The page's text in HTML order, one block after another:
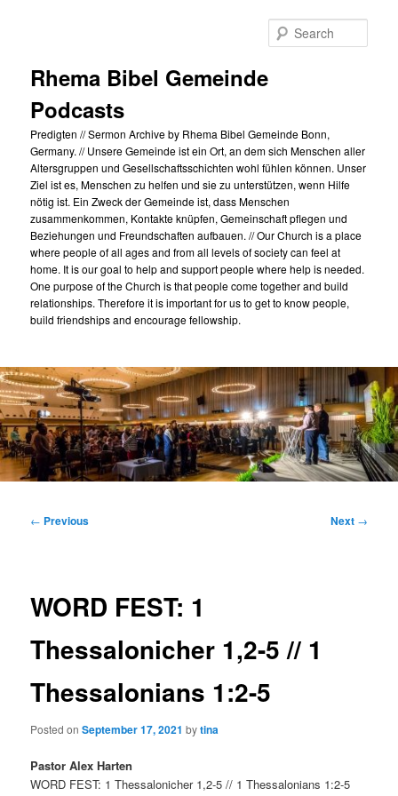
Rhema Bibel Gemeinde
Podcasts
Predigten // Sermon Archive by Rhema Bibel Gemeinde Bonn,
Germany. // Unsere Gemeinde ist ein Ort, an dem sich Menschen aller
Altersgruppen und Gesellschaftsschichten wohl fühlen können. Unser
Ziel ist es, Menschen zu helfen und sie zu unterstützen, wenn Hilfe
nötig ist. Ein Zweck der Gemeinde ist, dass Menschen
zusammenkommen, Kontakte knüpfen, Gemeinschaft pflegen und
Beziehungen und Freundschaften aufbauen. // Our Church is a place
where people of all ages and from all levels of society can feel at
home. It is our goal to help and support people where help is needed.
One purpose of the Church is that people come together and build
relationships. Therefore it is important for us to get to know people,
build friendships and encourage fellowship.
Post
← Previous Next →
WORD FEST: 1
Thessalonicher 1,2-5 // 1
Thessalonians 1:2-5
Posted onSeptember 17, 2021 bytina
Pastor Alex Harten
WORD FEST: 1 Thessalonicher 1,2-5 // 1 Thessalonians 1:2-5